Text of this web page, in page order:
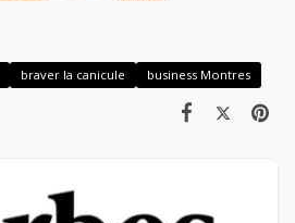
braver la canicule business Montres